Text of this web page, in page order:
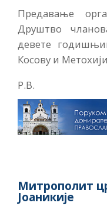
Предавање
Друштво
девете
Косову и
Р.В.
Митрополит
Јоаникије